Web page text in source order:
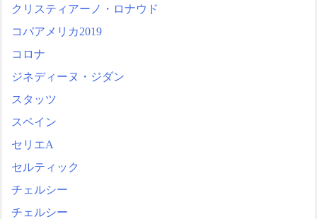
クリスティアーノ・ロナウド
コパアメリカ2019
コロナ
ジネディーヌ・ジダン
スタッツ
スペイン
セリエA
セルティック
チェルシー
チェルシー